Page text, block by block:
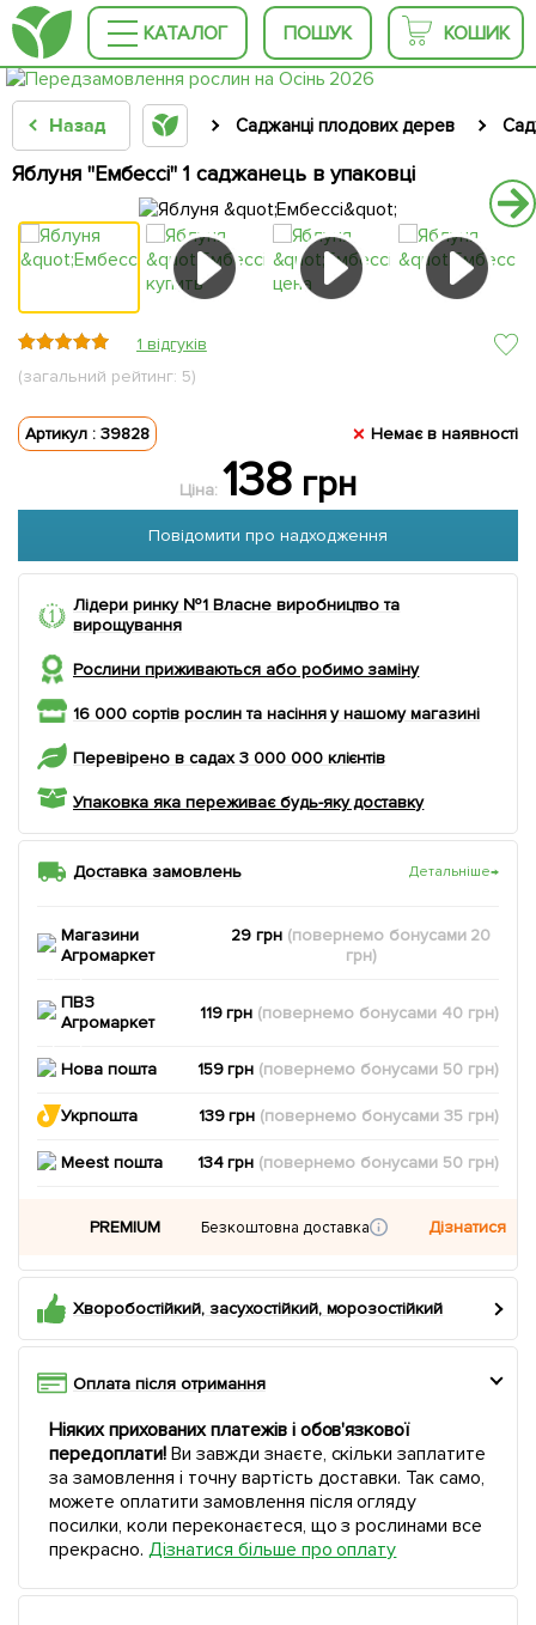
КАТАЛОГ ПОШУК КОШИК
Назад Саджанці плодових дерев
Яблуня "Ембессі" 1 саджанець в упаковці
1 відгуків
(загальний рейтинг: 5)
Артикул : 39828 Немає в наявності
Ціна: 138грн
Повідомити про надходження
Лідери ринку №1 Власне виробництво та
вирощування
Рослини приживаються або робимо заміну
16 000 сортів рослин та насіння у нашому магазині
Перевірено в садах 3 000 000 клієнтів
Упаковка яка переживає будь-яку доставку
Доставка замовлень Детальніше→
Магазини
Агромаркет
29 грн (повернемобонусами 20
грн)
ПВЗ
Агромаркет
119 грн (повернемо бонусами 40 грн)
Нова пошта 159 грн (повернемо бонусами 50 грн)
Укрпошта 139 грн (повернемо бонусами35 грн)
Meest пошта 134 грн (повернемо бонусами 50 грн)
PREMIUM Безкоштовна доставка Дізнатися
Хворобостійкий, засухостійкий, морозостійкий
Оплата після отримання
Ніяких прихованих платежів і обов'язкової
передоплати!Ви завжди знаєте, скільки заплатите
за замовлення і точну вартість доставки. Так само,
можете оплатити замовлення після огляду
посилки, коли переконаєтеся, що з рослинами все
прекрасно. Дізнатися більше про оплату